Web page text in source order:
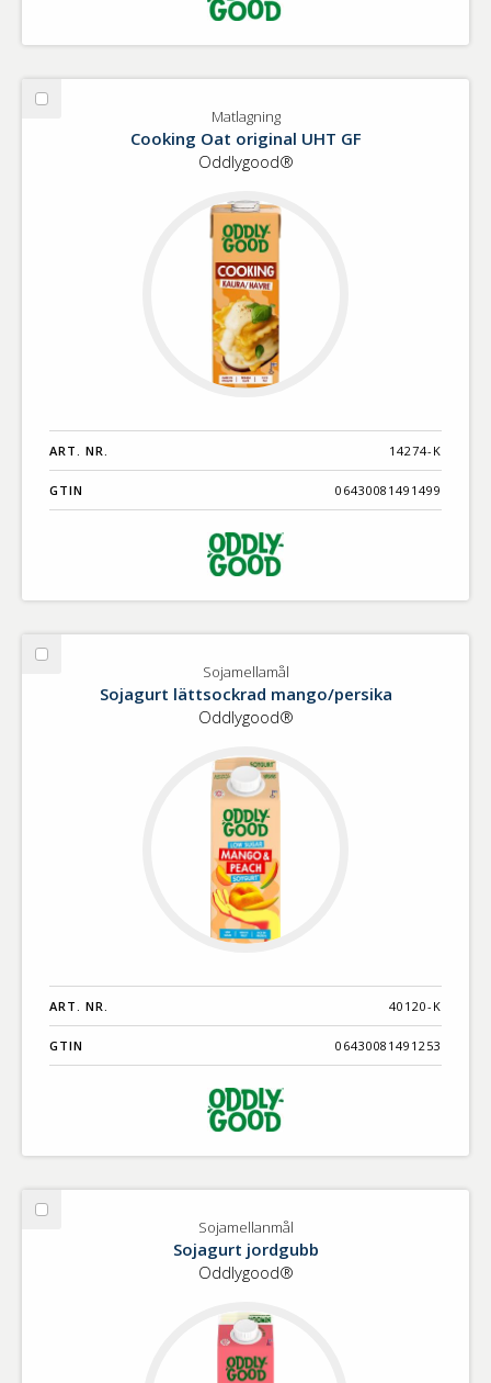
Välj
Matlagning
Cooking Oat original UHT GF
Oddlygood®
ART. NR. 14274-K
GTIN 06430081491499
Välj
Sojamellamål
Sojagurt lättsockrad mango/persika
Oddlygood®
ART. NR. 40120-K
GTIN 06430081491253
Välj
Sojamellanmål
Sojagurt jordgubb
Oddlygood®